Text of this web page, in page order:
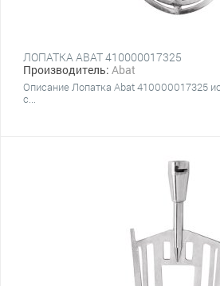
ЛОПАТКА ABAT 410000017325
Производитель: Abat
Описание Лопатка Abat 410000017325
с...